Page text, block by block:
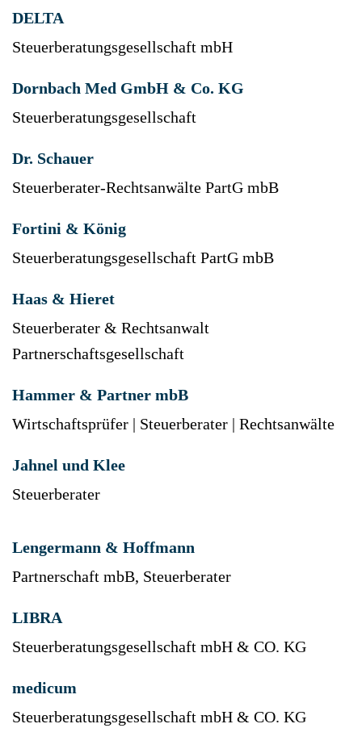
DELTA
Steuerberatungsgesellschaft mbH
Dornbach Med GmbH & Co. KG
Steuerberatungsgesellschaft
Dr. Schauer
Steuerberater-Rechtsanwälte PartG mbB
Fortini & König
Steuerberatungsgesellschaft PartG mbB
Haas & Hieret
Steuerberater & Rechtsanwalt
Partnerschaftsgesellschaft
Hammer & Partner mbB
Wirtschaftsprüfer | Steuerberater | Rechtsanwälte
Jahnel und Klee
Steuerberater
Lengermann & Hoffmann
Partnerschaft mbB, Steuerberater
LIBRA
Steuerberatungsgesellschaft mbH & CO. KG
medicum
Steuerberatungsgesellschaft mbH & CO. KG